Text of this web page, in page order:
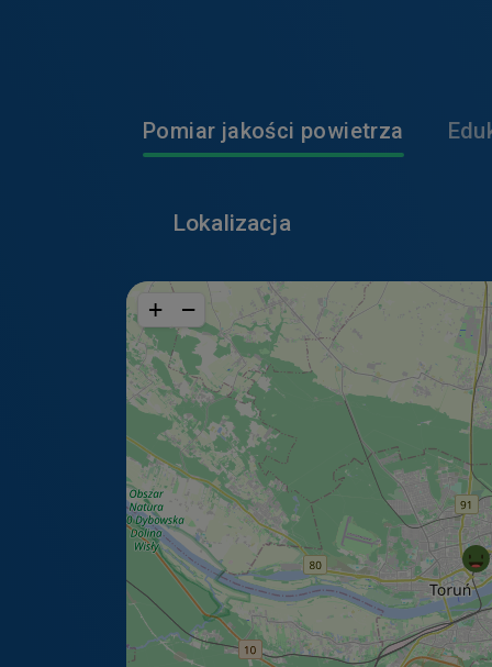
Pomiar jakości powietrza
Lokalizacja
+ −
Jeśli nie chcesz,
Niektóre pliki
Google Inc.
W naszych
internetowej
do celów
Dane te
temat
https://
Youtube
Więcej
https://